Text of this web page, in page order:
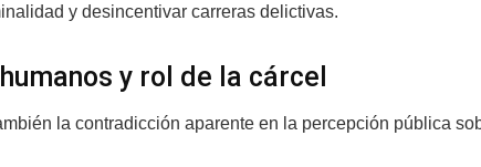
y desincentivar carreras delictivas.
y rol de la cárcel
la contradicción aparente en la percepción pública